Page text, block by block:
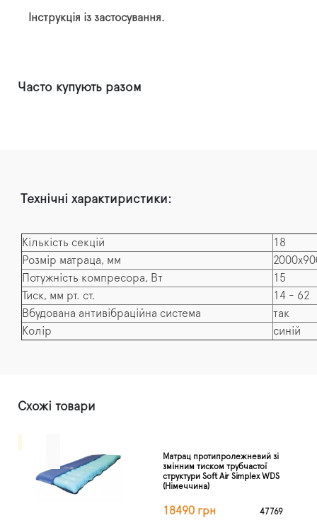
Інструкція із застосування.
Часто купують разом
Технічні характиристики:
Кількість секцій
18
Розмір матраца, мм
Потужність компресора, Вт
15
Тиск, мм рт. ст.
14 - 62
Вбудована антивібраційна система
так
Колір
синій
Схожі товари
Матрац протипролежневий зі
змінним тиском трубчастої
структури Soft Air Simplex WDS
(Німеччина)
18490 грн 47769